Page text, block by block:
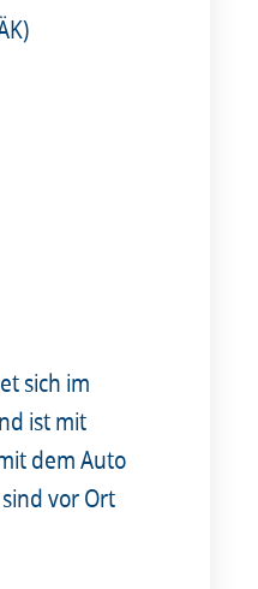
sich im
ist mit
dem Auto
vor Ort